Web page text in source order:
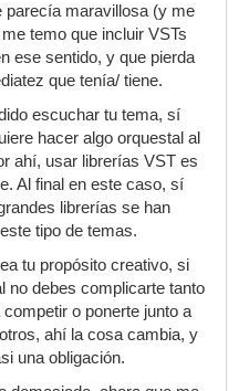
parecía maravillosa (y me
temo que incluir VSTs
ese sentido, y que pierda
que tenía/ tiene.
escuchar tu tema, sí
hacer algo orquestal al
ahí, usar librerías VST es
Al final en este caso, sí
librerías se han
tipo de temas.
tu propósito creativo, si
no debes complicarte tanto
o ponerte junto a
ahí la cosa cambia, y
una obligación.